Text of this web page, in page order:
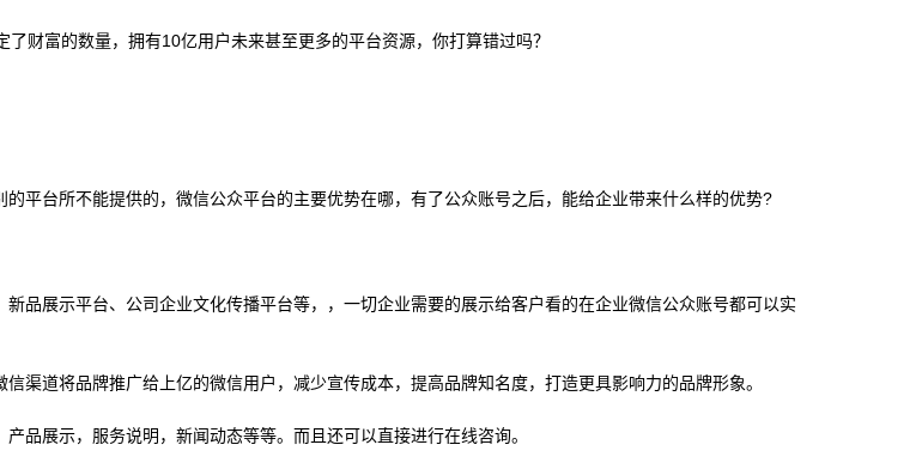
财富的数量，拥有10亿用户未来甚至更多的平台资源，你打算错过吗？
平台所不能提供的，微信公众平台的主要优势在哪，有了公众账号之后，能给企业带来什么样的优势?
品展示平台、公司企业文化传播平台等，，一切企业需要的展示给客户看的在企业微信公众账号都可以实
渠道将品牌推广给上亿的微信用户，减少宣传成本，提高品牌知名度，打造更具影响力的品牌形象。
品展示，服务说明，新闻动态等等。而且还可以直接进行在线咨询。